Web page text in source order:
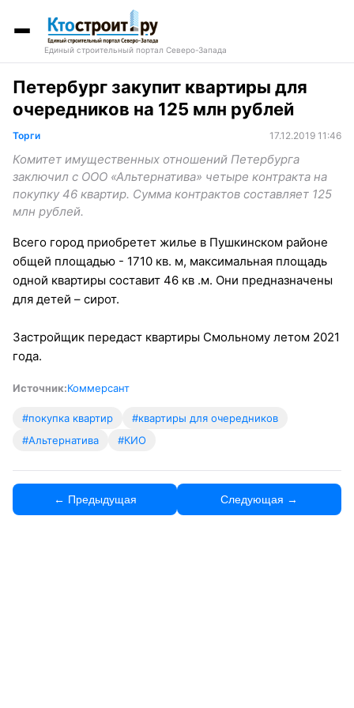
Единый строительный портал Северо-Запада
Петербург закупит квартиры для
очередников на 125 млн рублей
Торги 17.12.2019 11:46
Комитет имущественных отношений Петербурга
заключил с ООО «Альтернатива» четыре контракта на
покупку 46 квартир. Сумма контрактов составляет 125
млн рублей.
Всего город приобретет жилье в Пушкинском районе
общей площадью - 1710 кв. м, максимальная площадь
одной квартиры составит 46 кв .м. Они предназначены
для детей – сирот.
Застройщик передаст квартиры Смольному летом 2021
года.
Источник:Коммерсант
#покупка квартир
#квартиры для очередников
#Альтернатива
#КИО
← Предыдущая Следующая →